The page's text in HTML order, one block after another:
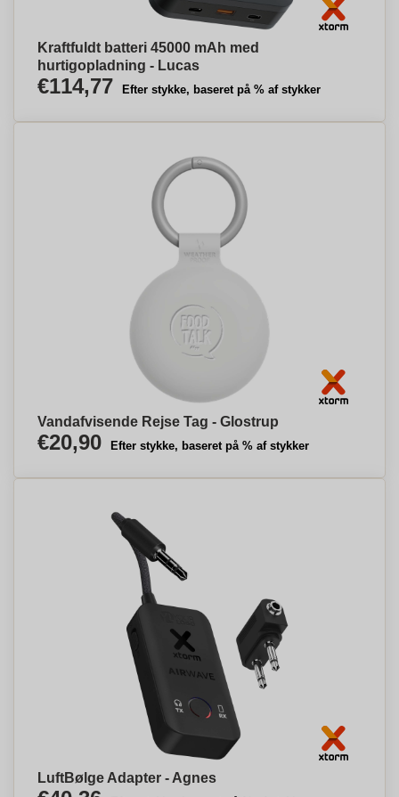
Kraftfuldt batteri 45000 mAh med
hurtigopladning - Lucas
€114,77 Efter stykke, baseret på % af stykker
Vandafvisende Rejse Tag - Glostrup
€20,90 Efter stykke, baseret på % af stykker
LuftBølge Adapter - Agnes